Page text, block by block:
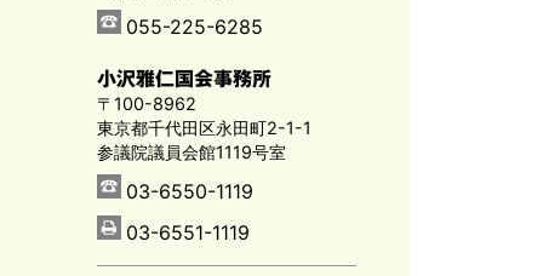
055-225-6285
小沢雅仁国会事務所
〒100-8962
東京都千代田区永田町2-1-1
参議院議員会館1119号室
03-6550-1119
03-6551-1119